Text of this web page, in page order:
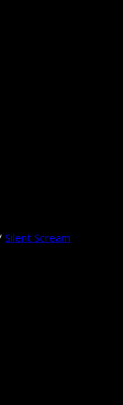
Silent Scream